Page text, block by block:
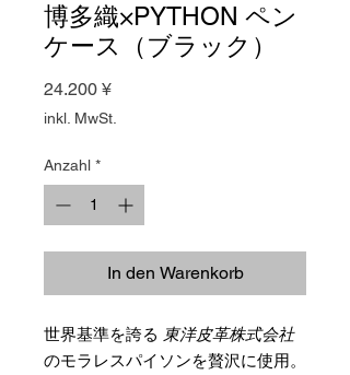
博多織×PYTHON ペン
ケース（ブラック）
24.200 ¥Preis
inkl. MwSt.
Anzahl *
In den Warenkorb
世界基準を誇る 東洋皮革株式会社
のモラレスパイソンを贅沢に使用。